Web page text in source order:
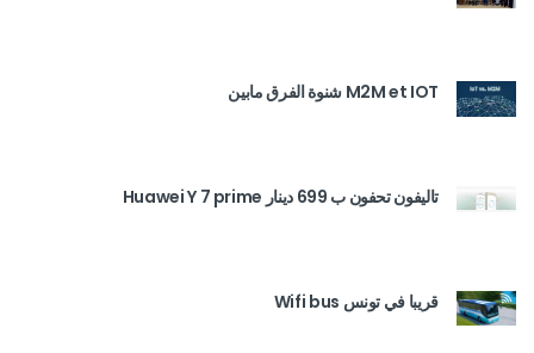
M2M et IOT شنوة الفرق مابين
تاليفون تحفون ب 699 دينار Huawei Y 7 prime
قريبا في تونس Wifi bus